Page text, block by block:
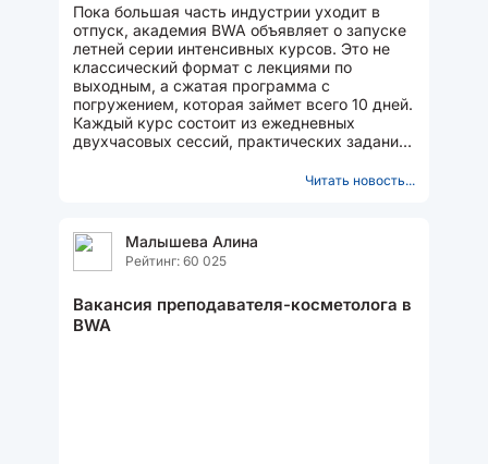
Пока большая часть индустрии уходит в
отпуск, академия BWA объявляет о запуске
летней серии интенсивных курсов. Это не
классический формат с лекциями по
выходным, а сжатая программа с
погружением, которая займет всего 10 дней.
Каждый курс состоит из ежедневных
двухчасовых сессий, практических заданий
Читать новость...
Малышева Алина
Рейтинг: 60 025
Вакансия преподавателя-косметолога в
BWA